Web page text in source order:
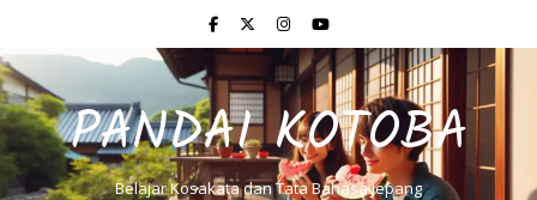
PANDAI KOTOBA
Belajar Kosakata dan Tata Bahasa Jepang